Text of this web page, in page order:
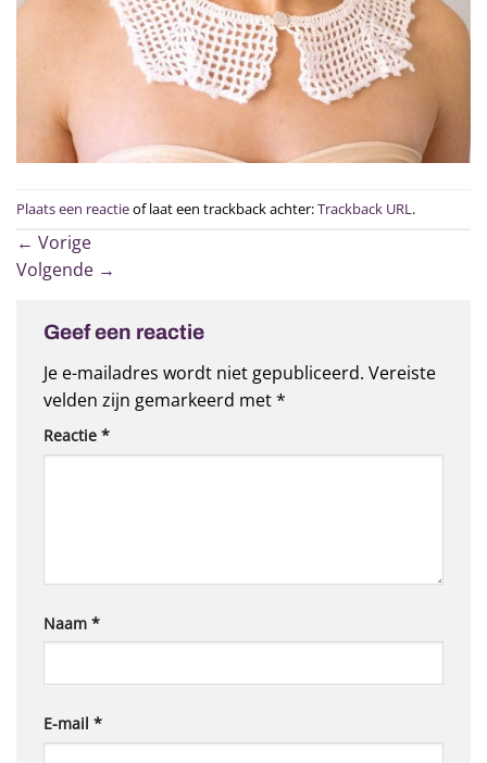
Plaats een reactieof laat een trackback achter:Trackback URL .
← Vorige
Volgende →
Geef een reactie
Je e-mailadres wordt niet gepubliceerd. Vereiste
velden zijn gemarkeerd met*
Reactie *
Naam *
E-mail *